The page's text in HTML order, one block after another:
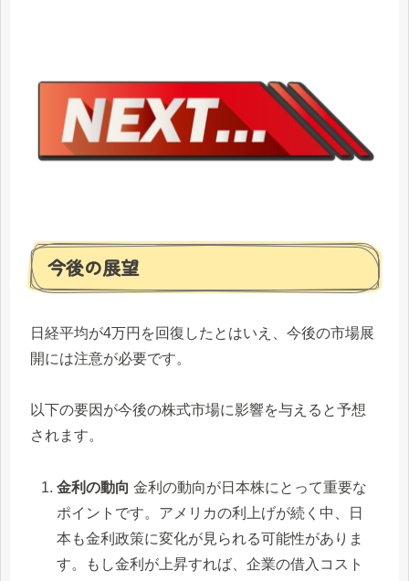
今後の展望
日経平均が4万円を回復したとはいえ、今後の市場展
開には注意が必要です。
以下の要因が今後の株式市場に影響を与えると予想
されます。
金利の動向 金利の動向が日本株にとって重要な
ポイントです。アメリカの利上げが続く中、日
本も金利政策に変化が見られる可能性がありま
す。もし金利が上昇すれば、企業の借入コスト